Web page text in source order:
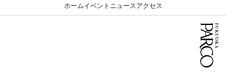
ホームイベント ニュース アクセス